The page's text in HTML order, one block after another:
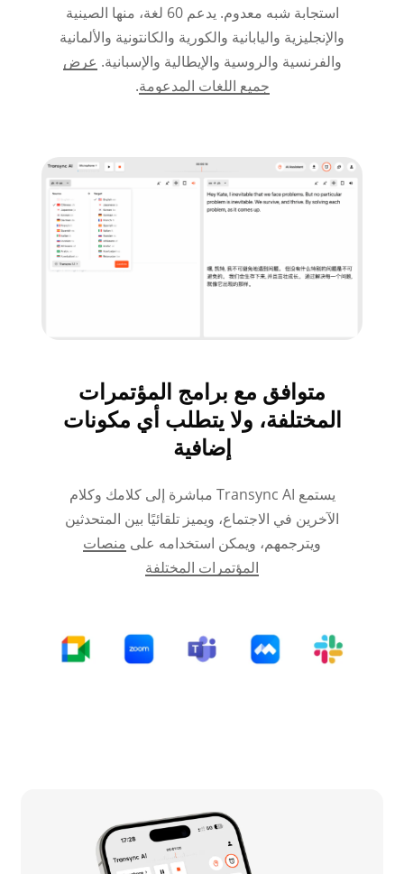
استجابة شبه معدوم. يدعم 60 لغة، منها الصينية
والإنجليزية واليابانية والكورية والكانتونية والألمانية
والفرنسية والروسية والإيطالية والإسبانية. عرض
جميع اللغات المدعومة.
متوافق مع برامج المؤتمرات
المختلفة، ولا يتطلب أي مكونات
إضافية
يستمع Transync AI مباشرة إلى كلامك وكلام
الآخرين في الاجتماع، ويميز تلقائيًا بين المتحدثين
ويترجمهم، ويمكن استخدامه على منصات
المؤتمرات المختلفة